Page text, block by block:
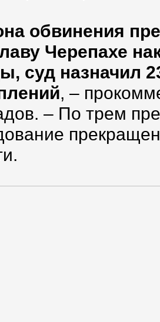
обвинения
Черепахе
суд назначил
, –
– По трем